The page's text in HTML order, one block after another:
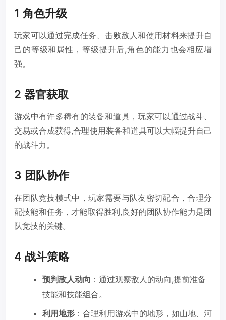
1 角色升级
玩家可以通过完成任务、击败敌人和使用材料来提升自
己的等级和属性，等级提升后,角色的能力也会相应增
强。
2 器官获取
游戏中有许多稀有的装备和道具，玩家可以通过战斗、
交易或合成获得,合理使用装备和道具可以大幅提升自己
的战斗力。
3 团队协作
在团队竞技模式中，玩家需要与队友密切配合，合理分
配技能和任务，才能取得胜利,良好的团队协作能力是团
队竞技的关键。
4 战斗策略
预判敌人动向 ：通过观察敌人的动向,提前准备
技能和技能组合。
利用地形 ：合理利用游戏中的地形，如山地、河